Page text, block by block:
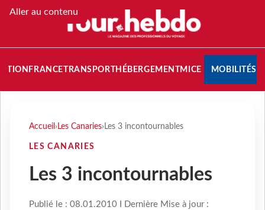
Aller au contenu
FRANCETRANSPORT HÉBERGEMENTMICE MOBILITÉS
Accueil › Les Canaries› Les 3 incontournables
LES CANARIES
Les 3 incontournables
Publié le : 08.01.2010 I Dernière Mise à jour :